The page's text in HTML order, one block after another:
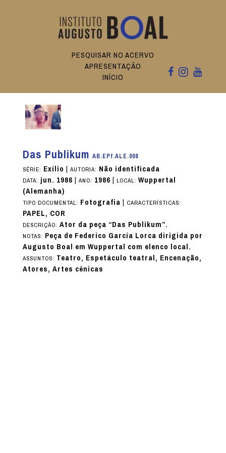
PESQUISAR NO ACERVO
APRESENTAÇÃO
INÍCIO
Das Publikum AB.EPf.ALE.008
SÉRIE: Exílio | AUTORIA: Não identificada
DATA:jun. 1986| ANO: 1986| LOCAL: Wuppertal
(Alemanha)
TIPO DOCUMENTAL: Fotografia| CARACTERÍSTICAS:
PAPEL, COR
DESCRIÇÃO: Ator da peça “Das Publikum”.
NOTAS: Peça de Federico García Lorca dirigida por
Augusto Boal em Wuppertal com elenco local.
ASSUNTOS: Teatro, Espetáculo teatral, Encenação,
Atores, Artes cênicas